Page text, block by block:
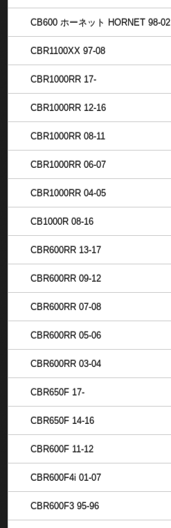
CB600 ホーネット HORNET 98-02
CBR1100XX 97-08
CBR1000RR 17-
CBR1000RR 12-16
CBR1000RR 08-11
CBR1000RR 06-07
CBR1000RR 04-05
CB1000R 08-16
CBR600RR 13-17
CBR600RR 09-12
CBR600RR 07-08
CBR600RR 05-06
CBR600RR 03-04
CBR650F 17-
CBR650F 14-16
CBR600F 11-12
CBR600F4i 01-07
CBR600F3 95-96